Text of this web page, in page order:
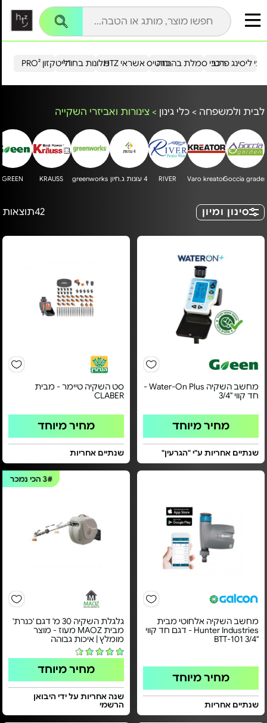
הייטקזון PRO²מלונות בחו"ל כרטיס אשראי HTZ ליסינג פרטירכבי סמלת בהנחה
לבית ולמשפחה > כלי גינון > צינורות ואביזרי השקייה
Goccia graden
Varo kreator
RIVER 4 עונות ג.חיון greenworks
KRAUSS
GREEN
סינון ומיון 42תוצאות
מחשב השקיה Water-On Plus -
חד קווי "3/4
מחיר מיוחד
שנתיים אחריות ע"י "הגרעין"
סט השקיה טיימר - מבית
CLABER
מחיר מיוחד
שנתיים אחריות
מחשב השקיה אלחוטי מבית
Hunter Industries - דגם חד קווי
"3/4 BTT-101
מחיר מיוחד
שנתיים אחריות
3#הכי נמכר
גלגלת השקיה 30 מ' דגם 'כנרת'
מבית MAOZ מעוז - מוצר
מומלץ | איכות גבוהה
מחיר מיוחד
שנה אחריות על ידי היבואן
הרשמי